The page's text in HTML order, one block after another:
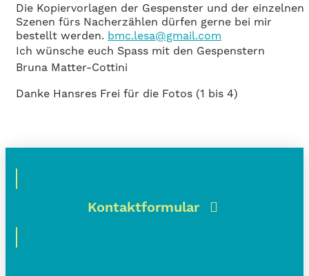
Die Kopiervorlagen der Gespenster und der einzelnen
Szenen fürs Nacherzählen dürfen gerne bei mir
bestellt werden. bmc.lesa@gmail.com
Ich wünsche euch Spass mit den Gespenstern
Bruna Matter-Cottini
Danke Hansres Frei für die Fotos (1 bis 4)
Kontaktformular